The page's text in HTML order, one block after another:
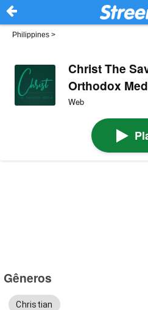
Philippines >
Christ The
Orthodox
Web
Gêneros
Christian